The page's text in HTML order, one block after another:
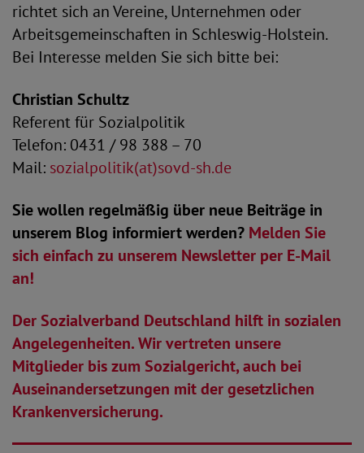
richtet sich an Vereine, Unternehmen oder
Arbeitsgemeinschaften in Schleswig-Holstein.
Bei Interesse melden Sie sich bitte bei:
Christian Schultz
Referent für Sozialpolitik
Telefon: 0431 / 98 388 – 70
Mail: sozialpolitik(at)sovd-sh.de
Sie wollen regelmäßig über neue Beiträge in
unserem Blog informiert werden? Melden Sie
sich einfach zu unserem Newsletter per E-Mail
an!
Der Sozialverband Deutschland hilft in sozialen
Angelegenheiten. Wir vertreten unsere
Mitglieder bis zum Sozialgericht, auch bei
Auseinandersetzungen mit der gesetzlichen
Krankenversicherung.